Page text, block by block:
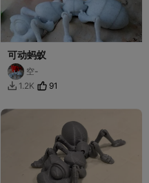
可动蚂蚁
空-
 1.2K 91